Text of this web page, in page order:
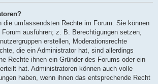
die umfassendsten Rechte im Forum. Sie können
ausführen; z. B. Berechtigungen setzen,
erstellen, Moderationsrechte
die ein Administrator hat, sind allerdings
Rechte ihnen ein Gründer des Forums oder ein
hat. Administratoren können auch volle
haben, wenn ihnen das entsprechende Recht